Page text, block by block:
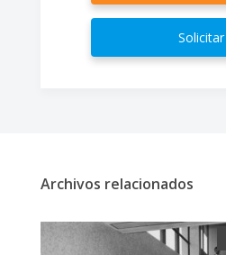
Solicitar
Archivos relacionados